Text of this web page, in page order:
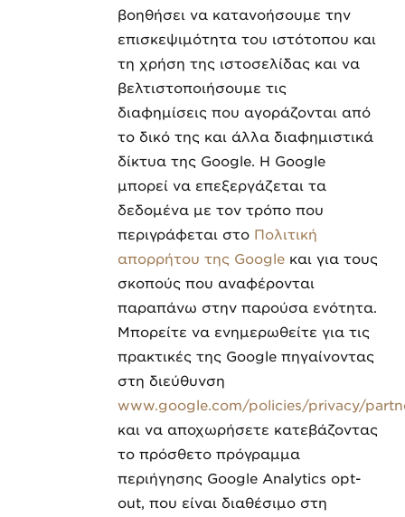
βοηθήσει να κατανοήσουμε την
επισκεψιμότητα του ιστότοπου και
τη χρήση της ιστοσελίδας και να
βελτιστοποιήσουμε τις
διαφημίσεις που αγοράζονται από
το δικό της και άλλα διαφημιστικά
δίκτυα της Google. Η Google
μπορεί να επεξεργάζεται τα
δεδομένα με τον τρόπο που
περιγράφεται στο Πολιτική
απορρήτου της Google και για τους
σκοπούς που αναφέρονται
παραπάνω στην παρούσα ενότητα.
Μπορείτε να ενημερωθείτε για τις
πρακτικές της Google πηγαίνοντας
στη διεύθυνση
www.google.com/policies/privacy/
και να αποχωρήσετε κατεβάζοντας
το πρόσθετο πρόγραμμα
περιήγησης Google Analytics opt-
out, που είναι διαθέσιμο στη